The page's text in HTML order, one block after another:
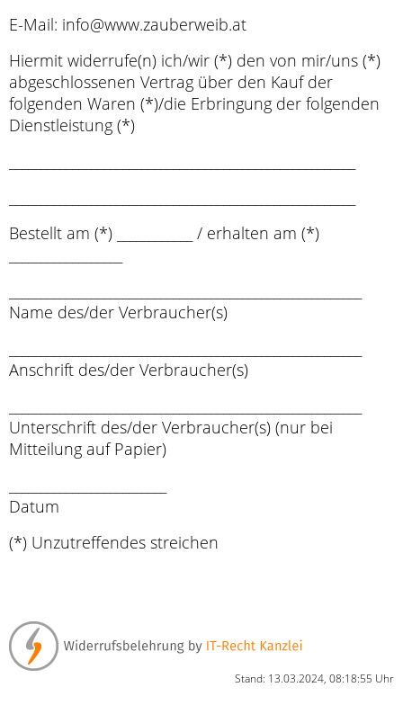
E-Mail: info@www.zauberweib.at
Hiermit widerrufe(n) ich/wir (*) den von mir/uns (*)
abgeschlossenen Vertrag über den Kauf der
folgenden Waren (*)/die Erbringung der folgenden
Dienstleistung (*)
Bestellt am (*) ____________ / erhalten am (*)
Name des/der Verbraucher(s)
Anschrift des/der Verbraucher(s)
Unterschrift des/der Verbraucher(s) (nur bei
Mitteilung auf Papier)
Datum
(*) Unzutreffendes streichen
Stand: 13.03.2024, 08:18:55 Uhr